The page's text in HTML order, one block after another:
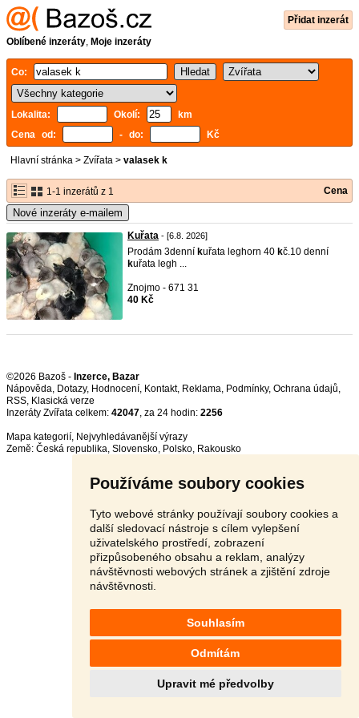
Používáme soubory cookies
Tyto webové stránky používají soubory cookies a
další sledovací nástroje s cílem vylepšení
uživatelského prostředí, zobrazení
přizpůsobeného obsahu a reklam, analýzy
návštěvnosti webových stránek a zjištění zdroje
návštěvnosti.
Souhlasím
Odmítám
Upravit mé předvolby
Přidat inzerát
Oblíbené inzeráty, Moje inzeráty
Co:
Lokalita: Okolí:
km
Cena od:
- do: Kč
Hlavní stránka > Zvířata > valasek k
1-1 inzerátů z 1 Cena
Nové inzeráty e-mailem
Kuřata - [6.8. 2026]
Prodám 3denní kuřata leghorn 40 kč.10 denní
kuřata legh ...
Znojmo - 671 31
40 Kč
©2026 Bazoš - Inzerce, Bazar
Nápověda, Dotazy, Hodnocení, Kontakt, Reklama, Podmínky, Ochrana údajů,
RSS,
Inzeráty Zvířata celkem: 42047, za 24 hodin: 2256
Mapa kategorií, Nejvyhledávanější výrazy
Země: Česká republika, Slovensko, Polsko, Rakousko